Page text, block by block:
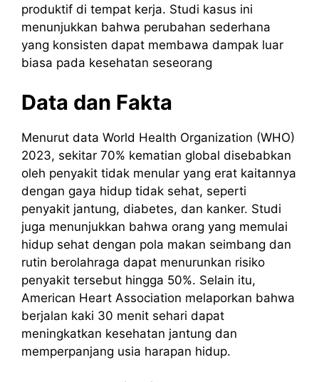
produktif di tempat kerja. Studi kasus ini
menunjukkan bahwa perubahan sederhana
yang konsisten dapat membawa dampak luar
biasa pada kesehatan seseorang
Data dan Fakta
Menurut data World Health Organization (WHO)
2023, sekitar 70% kematian global disebabkan
oleh penyakit tidak menular yang erat kaitannya
dengan gaya hidup tidak sehat, seperti
penyakit jantung, diabetes, dan kanker. Studi
juga menunjukkan bahwa orang yang memulai
hidup sehat dengan pola makan seimbang dan
rutin berolahraga dapat menurunkan risiko
penyakit tersebut hingga 50%. Selain itu,
American Heart Association melaporkan bahwa
berjalan kaki 30 menit sehari dapat
meningkatkan kesehatan jantung dan
memperpanjang usia harapan hidup.